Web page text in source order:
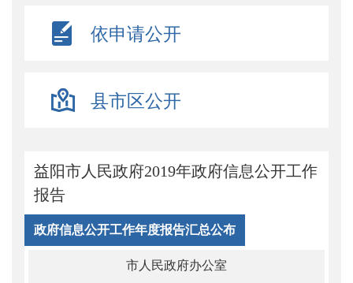
依申请公开
县市区公开
益阳市人民政府2019年政府信息公开工作
报告
政府信息公开工作年度报告汇总公布
市人民政府办公室